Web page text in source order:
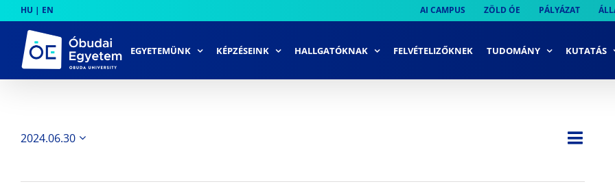
to
content
HU | EN AI CAMPUS ZÖLD ÓE PÁLYÁZAT
EGYETEMÜNK KÉPZÉSEINK HALLGATÓKNAK FELVÉTELIZŐKNEK TUDOMÁNY KUTATÁS
Nap
2024.06.30